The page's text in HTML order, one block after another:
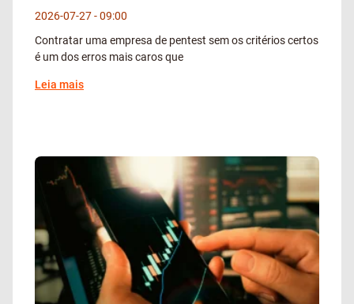
2026-07-27
09:00
Contratar uma empresa de pentest sem os critérios certos
é um dos erros mais caros que
Leia mais